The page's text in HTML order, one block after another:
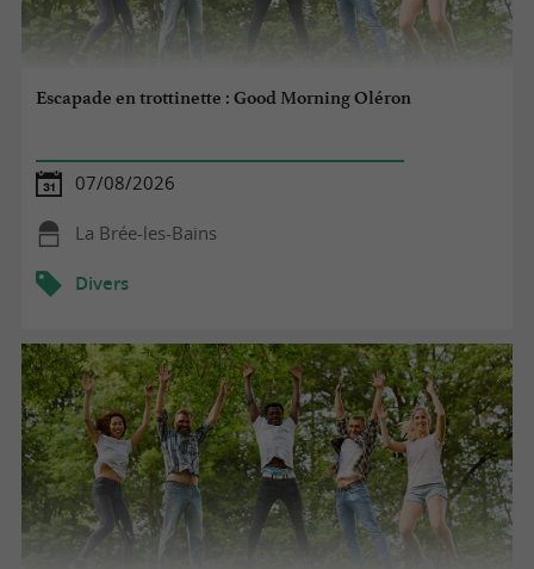
Escapade en trottinette : Good Morning Oléron
07/08/2026
La Brée-les-Bains
Divers